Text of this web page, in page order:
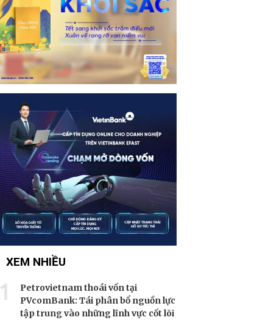
XEM NHIỀU
1
Petrovietnam thoái vốn tại
PVcomBank: Tái phân bổ nguồn lực
tập trung vào những lĩnh vực cốt lõi